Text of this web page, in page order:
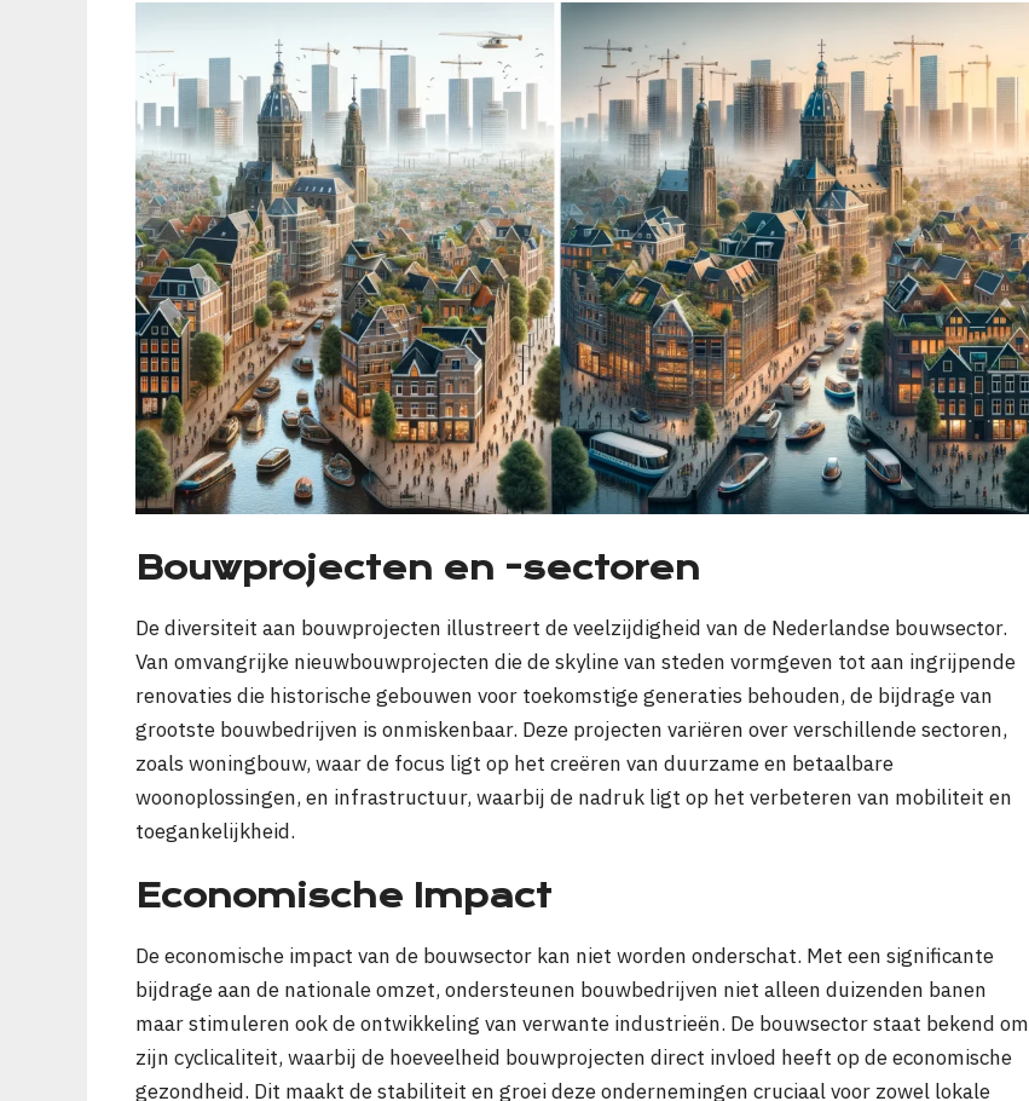
Bouwprojecten en -sectoren
De diversiteit aan bouwprojecten illustreert de veelzijdigheid van de Nederlandse bouwsector.
Van omvangrijke nieuwbouwprojecten die de skyline van steden vormgeven tot aan ingrijpende
renovaties die historische gebouwen voor toekomstige generaties behouden, de bijdrage van
grootste bouwbedrijven is onmiskenbaar. Deze projecten variëren over verschillende sectoren,
zoals woningbouw, waar de focus ligt op het creëren van duurzame en betaalbare
woonoplossingen, en infrastructuur, waarbij de nadruk ligt op het verbeteren van mobiliteit en
toegankelijkheid.
Economische Impact
De economische impact van de bouwsector kan niet worden onderschat. Met een significante
bijdrage aan de nationale omzet, ondersteunen bouwbedrijven niet alleen duizenden banen
maar stimuleren ook de ontwikkeling van verwante industrieën. De bouwsector staat bekend om
zijn cyclicaliteit, waarbij de hoeveelheid bouwprojecten direct invloed heeft op de economische
gezondheid. Dit maakt de stabiliteit en groei deze ondernemingen cruciaal voor zowel lokale